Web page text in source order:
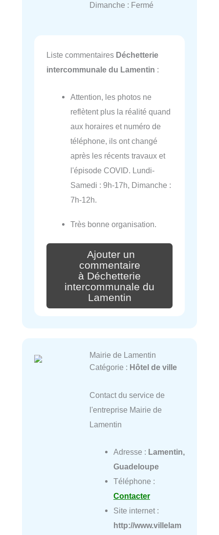
Dimanche : Fermé
Liste commentaires Déchetterie
intercommunale du Lamentin :
Attention, les photos ne
reflètent plus la réalité quand
aux horaires et numéro de
téléphone, ils ont changé
après les récents travaux et
l'épisode COVID. Lundi-
Samedi : 9h-17h, Dimanche :
7h-12h.
Très bonne organisation.
Ajouter un
commentaire
à Déchetterie
intercommunale du
Lamentin
Mairie de Lamentin
Catégorie : Hôtel de ville
Contact du service de
l'entreprise Mairie de
Lamentin
Adresse : Lamentin,
Guadeloupe
Téléphone :
Contacter
Site internet :
http://www.villelam